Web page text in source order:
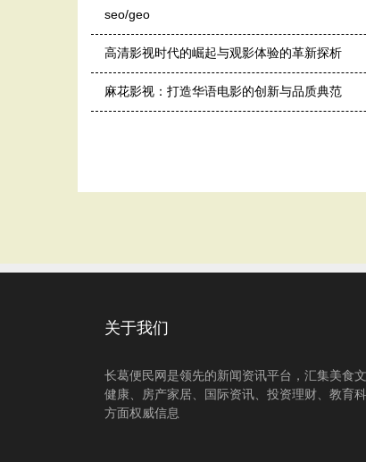
seo/geo
高清影视时代的崛起与观影体验的革新探析
麻花影视：打造华语电影的创新与品质典范
关于我们
长葛便民网是领先的新闻资讯平台，汇集美食
健康、房产家居、国际资讯、投资理财、教育
方面权威信息